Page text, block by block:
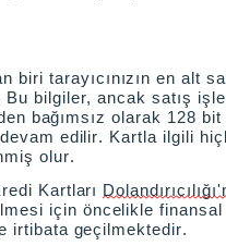
tarayıcınızın en alt
bilgiler, ancak satış
bağımsız olarak 128 bit
edilir. Kartla ilgili
olur.
Kartları
için öncelikle
irtibata geçilmektedir.